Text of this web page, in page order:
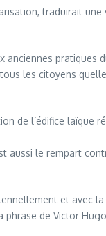
traduirait
anciennes pratiques
les citoyens
de l’édifice laïque
aussi le rempart
et avec
de Victor Hugo,